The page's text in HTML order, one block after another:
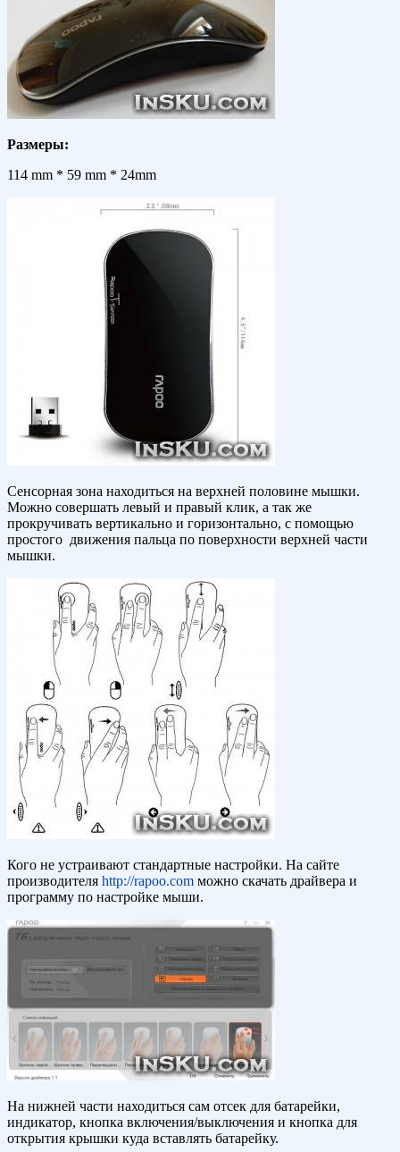
Размеры:
114 mm * 59 mm * 24mm
Сенсорная зона находиться на верхней половине мышки.
Можно совершать левый и правый клик, а так же
прокручивать вертикально и горизонтально, с помощью
простого движения пальца по поверхности верхней части
мышки.
Кого не устраивают стандартные настройки. На сайте
производителя http://rapoo.com можно скачать драйвера и
программу по настройке мыши.
На нижней части находиться сам отсек для батарейки,
индикатор, кнопка включения/выключения и кнопка для
открытия крышки куда вставлять батарейку.